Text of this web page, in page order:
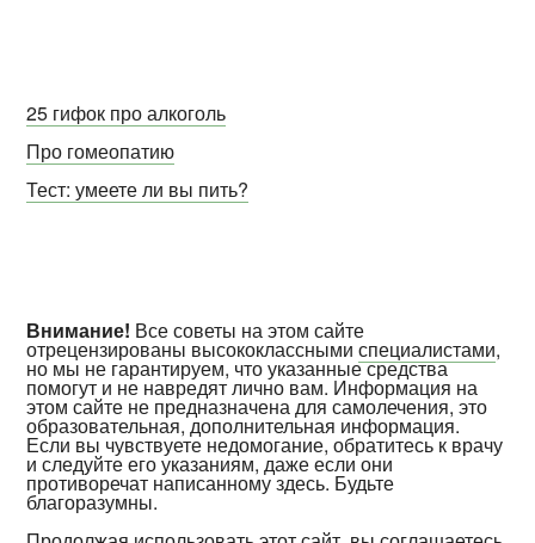
25 гифок про алкоголь
Про гомеопатию
Тест: умеете ли вы пить?
Внимание! Все советы на этом сайте
отрецензированы высококласснымиспециалистами,
но мы не гарантируем, что указанные средства
помогут и не навредят лично вам. Информация на
этом сайте не предназначена для самолечения, это
образовательная, дополнительная информация.
Если вы чувствуете недомогание, обратитесь к врачу
и следуйте его указаниям, даже если они
противоречат написанному здесь. Будьте
благоразумны.